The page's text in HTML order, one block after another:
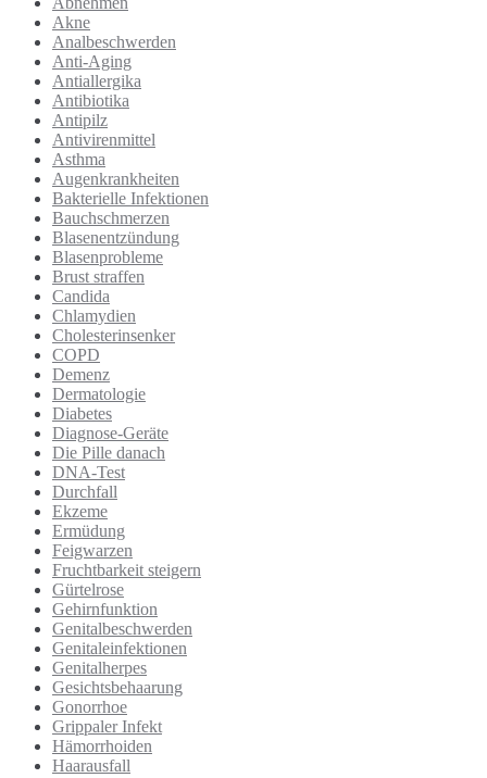
Akne
Analbeschwerden
Anti-Aging
Antiallergika
Antibiotika
Antipilz
Antivirenmittel
Asthma
Augenkrankheiten
Bakterielle Infektionen
Bauchschmerzen
Blasenentzündung
Blasenprobleme
Brust straffen
Candida
Chlamydien
Cholesterinsenker
COPD
Demenz
Dermatologie
Diabetes
Diagnose-Geräte
Die Pille danach
DNA-Test
Durchfall
Ekzeme
Ermüdung
Feigwarzen
Fruchtbarkeit steigern
Gürtelrose
Gehirnfunktion
Genitalbeschwerden
Genitaleinfektionen
Genitalherpes
Gesichtsbehaarung
Gonorrhoe
Grippaler Infekt
Hämorrhoiden
Haarausfall